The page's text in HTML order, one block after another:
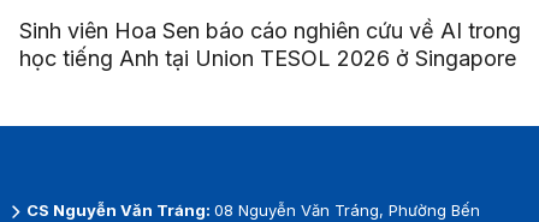
Sinh viên Hoa Sen báo cáo nghiên cứu về AI trong
học tiếng Anh tại Union TESOL 2026 ở Singapore
CS Nguyễn Văn Tráng: 08 Nguyễn Văn Tráng, Phường Bến